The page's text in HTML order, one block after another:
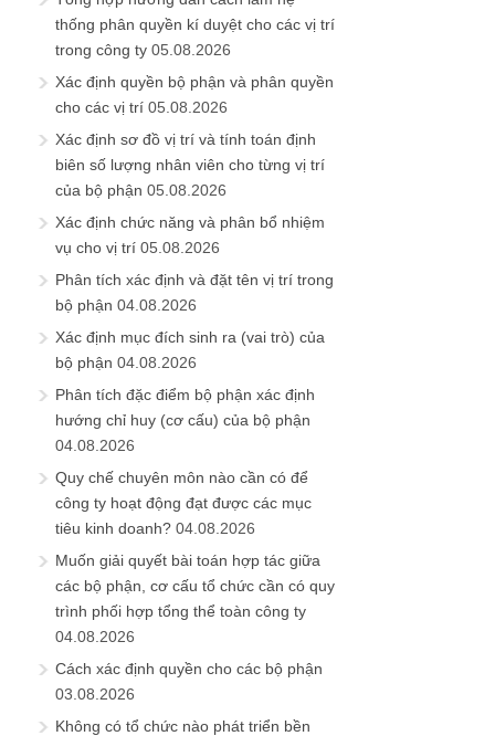
thống phân quyền kí duyệt cho các vị trí
trong công ty 05.08.2026
Xác định quyền bộ phận và phân quyền
cho các vị trí 05.08.2026
Xác định sơ đồ vị trí và tính toán định
biên số lượng nhân viên cho từng vị trí
của bộ phận 05.08.2026
Xác định chức năng và phân bổ nhiệm
vụ cho vị trí 05.08.2026
Phân tích xác định và đặt tên vị trí trong
bộ phận 04.08.2026
Xác định mục đích sinh ra (vai trò) của
bộ phận 04.08.2026
Phân tích đặc điểm bộ phận xác định
hướng chỉ huy (cơ cấu) của bộ phận
04.08.2026
Quy chế chuyên môn nào cần có để
công ty hoạt động đạt được các mục
tiêu kinh doanh? 04.08.2026
Muốn giải quyết bài toán hợp tác giữa
các bộ phận, cơ cấu tổ chức cần có quy
trình phối hợp tổng thể toàn công ty
04.08.2026
Cách xác định quyền cho các bộ phận
03.08.2026
Không có tổ chức nào phát triển bền